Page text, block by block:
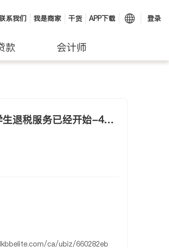
系我们 我是商家 干货 APP下载 登录
款 会计师
退税服务已经开始-416
ca/ubiz/660282eb